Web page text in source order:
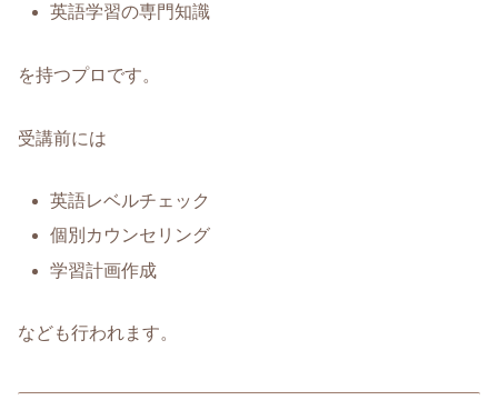
英語学習の専門知識
を持つプロです。
受講前には
英語レベルチェック
個別カウンセリング
学習計画作成
なども行われます。